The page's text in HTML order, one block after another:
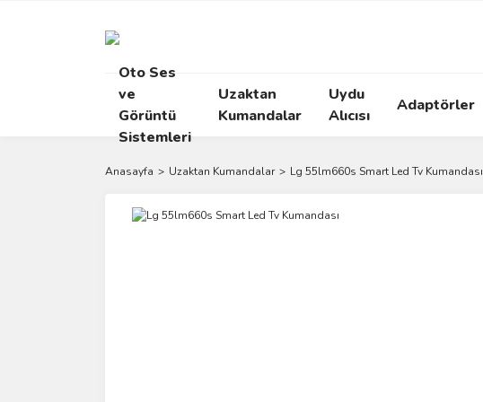
Oto Ses
ve
Görüntü
Sistemleri
Uzaktan
Kumandalar
Uydu
Alıcısı
Adaptörler
Anasayfa Uzaktan Kumandalar Lg 55lm660s Smart Led Tv Kumandası